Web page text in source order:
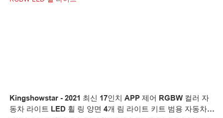
Kingshowstar - 2021 최신 17인치 APP 제어 RGBW 컬러 자
동차 라이트 LED 휠 링 양면 4개 림 라이트 키트 범용 자동차용